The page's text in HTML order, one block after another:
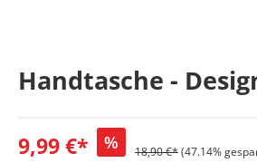
Handtasche -
9,99 €* % 18,90 €*(47.14%